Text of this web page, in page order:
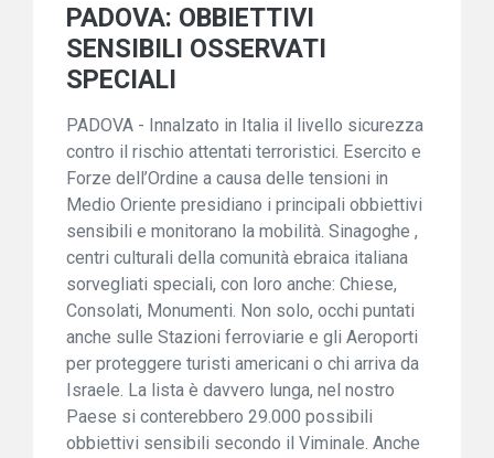
PADOVA: OBBIETTIVI
SENSIBILI OSSERVATI
SPECIALI
PADOVA - Innalzato in Italia il livello sicurezza
contro il rischio attentati terroristici. Esercito e
Forze dell’Ordine a causa delle tensioni in
Medio Oriente presidiano i principali obbiettivi
sensibili e monitorano la mobilità. Sinagoghe ,
centri culturali della comunità ebraica italiana
sorvegliati speciali, con loro anche: Chiese,
Consolati, Monumenti. Non solo, occhi puntati
anche sulle Stazioni ferroviarie e gli Aeroporti
per proteggere turisti americani o chi arriva da
Israele. La lista è davvero lunga, nel nostro
Paese si conterebbero 29.000 possibili
obbiettivi sensibili secondo il Viminale. Anche